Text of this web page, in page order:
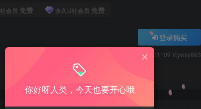
会员 免费 永久U社会员 免费
登录购买
Q:1337861109 V:ywsy663
你好呀人类，今天也要开心哦